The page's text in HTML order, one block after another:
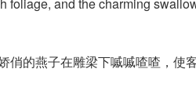
and the charming
俏的燕子在雕梁下嘁嘁喳喳，使